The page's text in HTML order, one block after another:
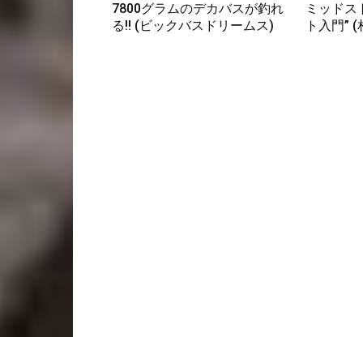
7800グラムのデカバスが釣れ
る!! (ビックバスドリームス)
ミッドス
ト入門”